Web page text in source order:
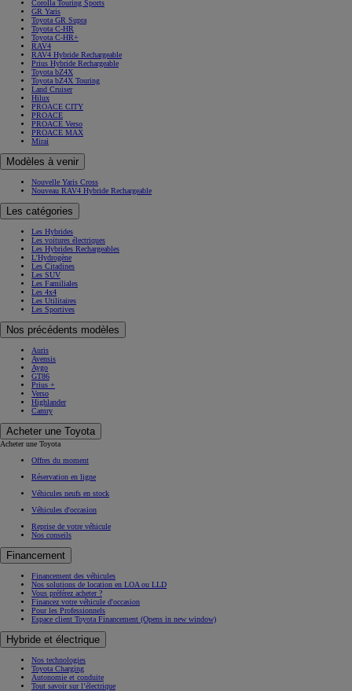
Corolla Touring Sports
GR Yaris
Toyota GR Supra
Toyota C-HR
Toyota C-HR+
RAV4
RAV4 Hybride Rechargeable
Prius Hybride Rechargeable
Toyota bZ4X
Toyota bZ4X Touring
Land Cruiser
Hilux
PROACE CITY
PROACE
PROACE Verso
PROACE MAX
Mirai
Modèles à venir
Nouvelle Yaris Cross
Nouveau RAV4 Hybride Rechargeable
Les catégories
Les Hybrides
Les voitures électriques
Les Hybrides Rechargeables
L'Hydrogène
Les Citadines
Les SUV
Les Familiales
Les 4x4
Les Utilitaires
Les Sportives
Nos précédents modèles
Auris
Avensis
Aygo
GT86
Prius +
Verso
Highlander
Camry
Acheter une Toyota
Acheter une Toyota
Offres du moment
Réservation en ligne
Véhicules neufs en stock
Véhicules d'occasion
Reprise de votre véhicule
Nos conseils
Financement
Financement des véhicules
Nos solutions de location en LOA ou LLD
Vous préférez acheter ?
Financez votre véhicule d'occasion
Pour les Professionnels
Espace client Toyota Financement (Opens in new window)
Hybride et électrique
Nos technologies
Toyota Charging
Autonomie et conduite
Tout savoir sur l’électrique